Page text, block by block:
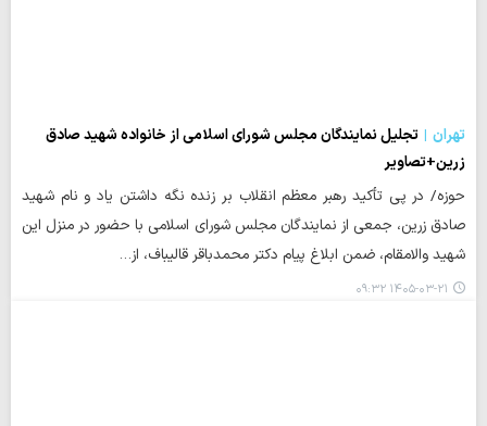
تهران
تجلیل نمایندگان مجلس شورای اسلامی از خانواده شهید صادق
زرین+تصاویر
حوزه/ در پی تأکید رهبر معظم انقلاب بر زنده نگه داشتن یاد و نام شهید
صادق زرین، جمعی از نمایندگان مجلس شورای اسلامی با حضور در منزل این
شهید والامقام، ضمن ابلاغ پیام دکتر محمدباقر قالیباف، از…
۱۴۰۵-۰۳-۲۱ ۰۹:۳۲